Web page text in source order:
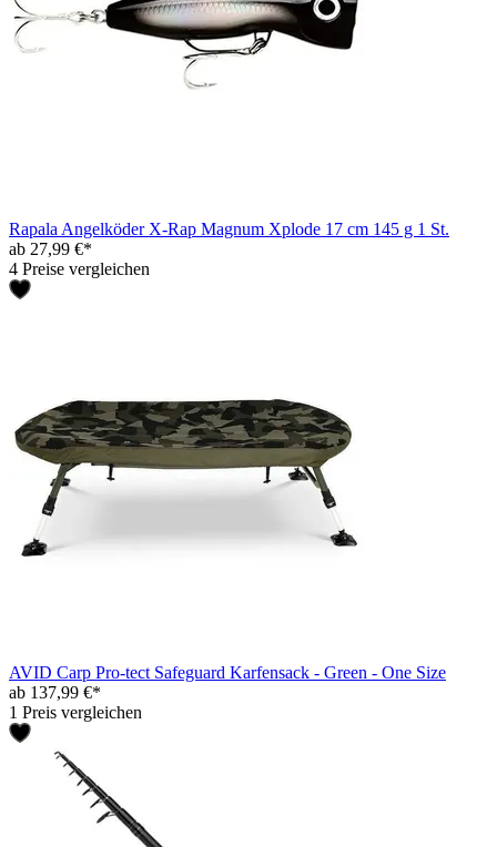
Rapala Angelköder X-Rap Magnum Xplode 17 cm 145 g 1 St.
ab 27,99 €*
4 Preise vergleichen
AVID Carp Pro-tect Safeguard Karfensack - Green - One Size
ab 137,99 €*
1 Preis vergleichen